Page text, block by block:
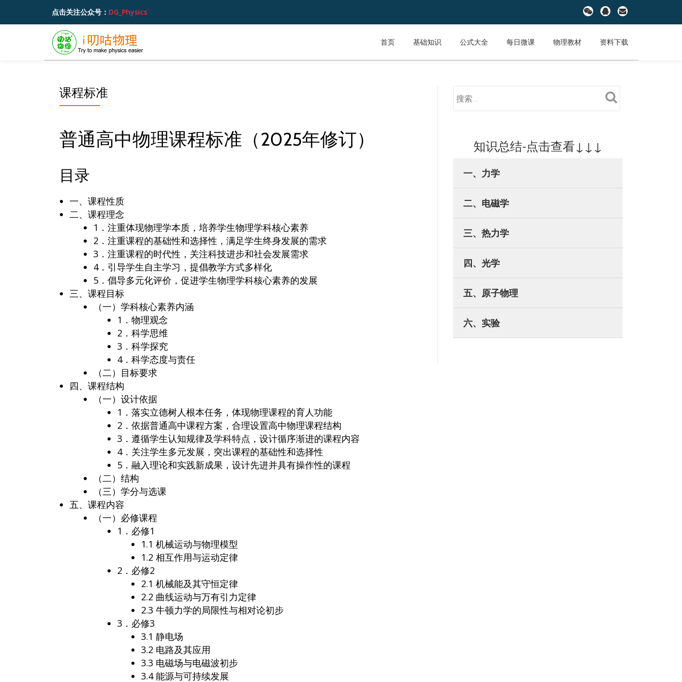
跳
点击关注公众号： DG_Physics
fa-
wechat
fa-
qq
fa-
envelope
首页 基础知识 公式大全 每日微课 物理教材 资料下载
课程标准
普通高中物理课程标准（2025年修订）
目录
一、课程性质
二、课程理念
1．注重体现物理学本质，培养学生物理学科核心素养
2．注重课程的基础性和选择性，满足学生终身发展的需求
3．注重课程的时代性，关注科技进步和社会发展需求
4．引导学生自主学习，提倡教学方式多样化
5．倡导多元化评价，促进学生物理学科核心素养的发展
三、课程目标
（一）学科核心素养内涵
1．物理观念
2．科学思维
3．科学探究
4．科学态度与责任
（二）目标要求
四、课程结构
（一）设计依据
1．落实立德树人根本任务，体现物理课程的育人功能
2．依据普通高中课程方案，合理设置高中物理课程结构
3．遵循学生认知规律及学科特点，设计循序渐进的课程内容
4．关注学生多元发展，突出课程的基础性和选择性
5．融入理论和实践新成果，设计先进并具有操作性的课程
（二）结构
（三）学分与选课
五、课程内容
（一）必修课程
1．必修1
1.1 机械运动与物理模型
1.2 相互作用与运动定律
2．必修2
2.1 机械能及其守恒定律
2.2 曲线运动与万有引力定律
2.3 牛顿力学的局限性与相对论初步
3．必修3
3.1 静电场
3.2 电路及其应用
3.3 电磁场与电磁波初步
3.4 能源与可持续发展
知识总结-点击查看↓↓↓
一、力学
二、电磁学
三、热力学
四、光学
五、原子物理
六、实验